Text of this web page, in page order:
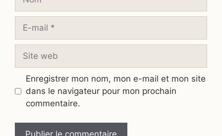
Site
Enregistrer mon nom, mon e-mail et mon site
dans le navigateur pour mon prochain
commentaire.